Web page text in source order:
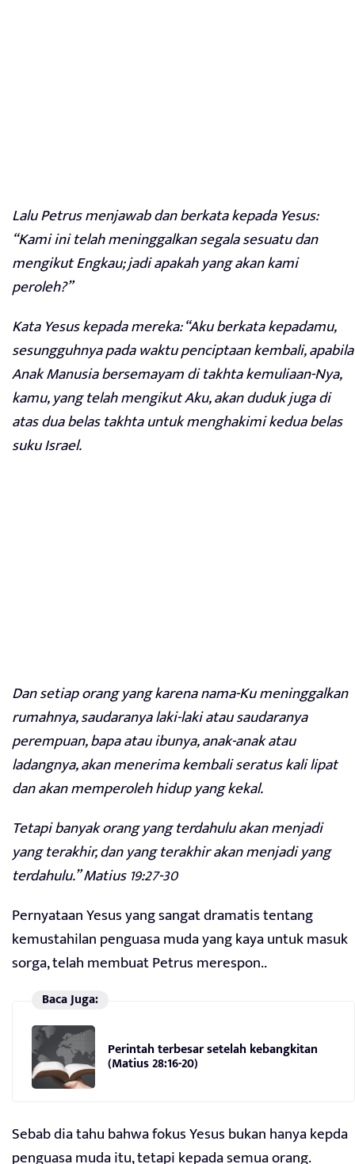
Lalu Petrus menjawab dan berkata kepada Yesus:
“Kami ini telah meninggalkan segala sesuatu dan
mengikut Engkau; jadi apakah yang akan kami
peroleh?”
Kata Yesus kepada mereka: “Aku berkata kepadamu,
sesungguhnya pada waktu penciptaan kembali, apabila
Anak Manusia bersemayam di takhta kemuliaan-Nya,
kamu, yang telah mengikut Aku, akan duduk juga di
atas dua belas takhta untuk menghakimi kedua belas
suku Israel.
Dan setiap orang yang karena nama-Ku meninggalkan
rumahnya, saudaranya laki-laki atau saudaranya
perempuan, bapa atau ibunya, anak-anak atau
ladangnya, akan menerima kembali seratus kali lipat
dan akan memperoleh hidup yang kekal.
Tetapi banyak orang yang terdahulu akan menjadi
yang terakhir, dan yang terakhir akan menjadi yang
terdahulu.” Matius 19:27-30
Pernyataan Yesus yang sangat dramatis tentang
kemustahilan penguasa muda yang kaya untuk masuk
sorga, telah membuat Petrus merespon..
Baca Juga:
Perintah terbesar setelah kebangkitan
(Matius 28:16-20)
Sebab dia tahu bahwa fokus Yesus bukan hanya kepda
penguasa muda itu, tetapi kepada semua orang.